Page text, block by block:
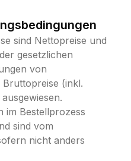
sind Nettopreise und
gesetzlichen
von
(inkl.
im Bestellprozess
sind vom
nicht anders